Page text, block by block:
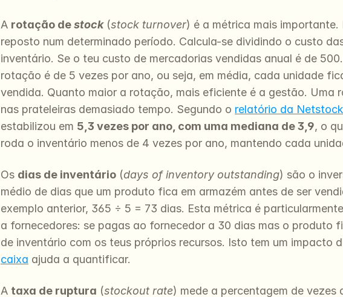
A rotação de stock (stock turnover) é a métrica mais
reposto num determinado período. Calcula-se dividindo o custo
inventário. Se o teu custo de mercadorias vendidas anual é de
rotação é de 5 vezes por ano, ou seja, em média, cada unidade
vendida. Quanto maior a rotação, mais eficiente é a gestão.
nas prateleiras demasiado tempo. Segundo o relatório da
estabilizou em 5,3 vezes por ano, com uma mediana de 3,9, o
roda o inventário menos de 4 vezes por ano, mantendo cada
Os dias de inventário (days of inventory outstanding) são o
médio de dias que um produto fica em armazém antes de ser
exemplo anterior, 365 ÷ 5 = 73 dias. Esta métrica é
a fornecedores: se pagas ao fornecedor a 30 dias mas o produto
de inventário com os teus próprios recursos. Isto tem um impacto
caixa ajuda a quantificar.
A taxa de ruptura (stockout rate) mede a percentagem de